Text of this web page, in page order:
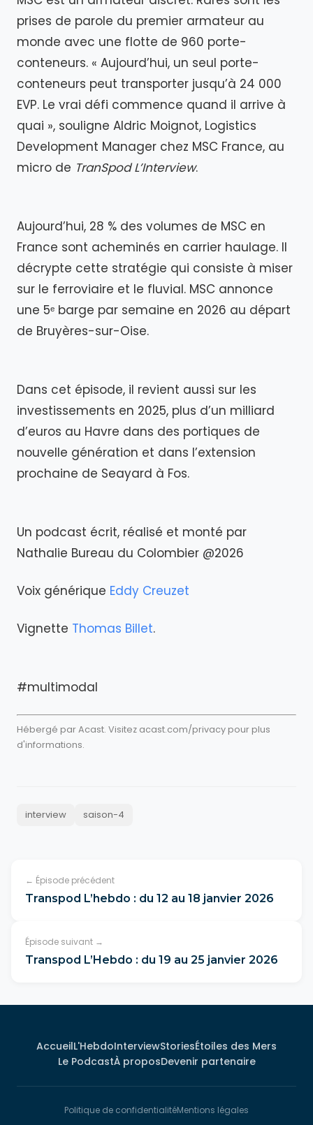
prises de parole du premier armateur au
monde avec une flotte de 960 porte-
conteneurs. « Aujourd’hui, un seul porte-
conteneurs peut transporter jusqu’à 24 000
EVP. Le vrai défi commence quand il arrive à
quai », souligne Aldric Moignot, Logistics
Development Manager chez MSC France, au
micro de TranSpod L’Interview.
Aujourd’hui, 28 % des volumes de MSC en
France sont acheminés en carrier haulage. Il
décrypte cette stratégie qui consiste à miser
sur le ferroviaire et le fluvial. MSC annonce
une 5ᵉ barge par semaine en 2026 au départ
de Bruyères-sur-Oise.
Dans cet épisode, il revient aussi sur les
investissements en 2025, plus d’un milliard
d’euros au Havre dans des portiques de
nouvelle génération et dans l’extension
prochaine de Seayard à Fos.
Un podcast écrit, réalisé et monté par
Nathalie Bureau du Colombier @2026
Voix générique Eddy Creuzet
Vignette Thomas Billet.
#multimodal
Hébergé par Acast. Visitez acast.com/privacy pour plus
d'informations.
interview saison-4
← Épisode précédent
Transpod L’hebdo : du 12 au 18 janvier 2026
Épisode suivant →
Transpod L’Hebdo : du 19 au 25 janvier 2026
AccueilL'HebdoInterviewStoriesÉtoiles des Mers
Le PodcastÀ proposDevenir partenaire
Politique de confidentialitéMentions légales